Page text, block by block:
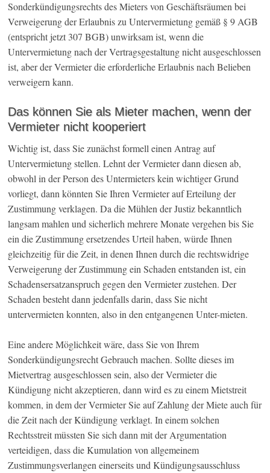
Sonderkündigungsrechts des Mieters von Geschäftsräumen bei
Verweigerung der Erlaubnis zu Untervermietung gemäß § 9 AGB
(entspricht jetzt 307 BGB) unwirksam ist, wenn die
Untervermietung nach der Vertragsgestaltung nicht ausgeschlossen
ist, aber der Vermieter die erforderliche Erlaubnis nach Belieben
verweigern kann.
Das können Sie als Mieter machen, wenn der
Vermieter nicht kooperiert
Wichtig ist, dass Sie zunächst formell einen Antrag auf
Untervermietung stellen. Lehnt der Vermieter dann diesen ab,
obwohl in der Person des Untermieters kein wichtiger Grund
vorliegt, dann könnten Sie Ihren Vermieter auf Erteilung der
Zustimmung verklagen. Da die Mühlen der Justiz bekanntlich
langsam mahlen und sicherlich mehrere Monate vergehen bis Sie
ein die Zustimmung ersetzendes Urteil haben, würde Ihnen
gleichzeitig für die Zeit, in denen Ihnen durch die rechtswidrige
Verweigerung der Zustimmung ein Schaden entstanden ist, ein
Schadensersatzanspruch gegen den Vermieter zustehen. Der
Schaden besteht dann jedenfalls darin, dass Sie nicht
untervermieten konnten, also in den entgangenen Unter-mieten.
Eine andere Möglichkeit wäre, dass Sie von Ihrem
Sonderkündigungsrecht Gebrauch machen. Sollte dieses im
Mietvertrag ausgeschlossen sein, also der Vermieter die
Kündigung nicht akzeptieren, dann wird es zu einem Mietstreit
kommen, in dem der Vermieter Sie auf Zahlung der Miete auch für
die Zeit nach der Kündigung verklagt. In einem solchen
Rechtsstreit müssten Sie sich dann mit der Argumentation
verteidigen, dass die Kumulation von allgemeinem
Zustimmungsverlangen einerseits und Kündigungsausschluss